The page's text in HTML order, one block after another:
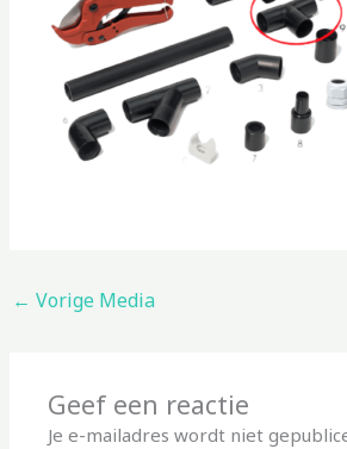
← Vorige Media
Geef een reactie
Je e-mailadres wordt niet